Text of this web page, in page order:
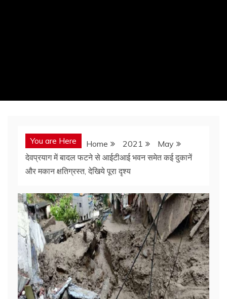
You are Here Home 2021
May
देवप्रयाग में बादल फटने से आईटीआई भवन समेत कई दुकानें
और मकान क्षतिग्रस्त, देखिये पूरा दृश्य